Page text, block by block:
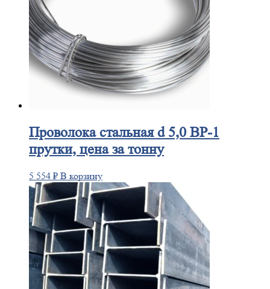
Проволокастальная d 5,0 ВР-1
прутки, цена за тонну
5 554 ₽ В корзину